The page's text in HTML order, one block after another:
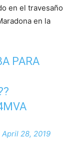
en el travesaño
en la
PARA
April 28, 2019